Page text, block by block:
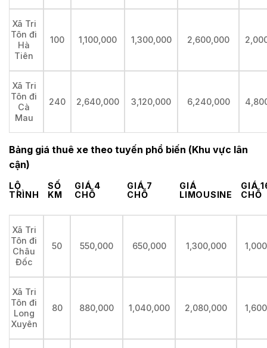
Xã Tri
Tôn đi
Hà
Tiên
100 1,100,000 1,300,000 2,600,000
Xã Tri
Tôn đi
Cà
Mau
240 2,640,000 3,120,000 6,240,000
Bảng giá thuê xe theo tuyến phổ biến (Khu vực lân
cận)
LỘ
TRÌNH
SỐ
KM
GIÁ 4
CHỖ
GIÁ 7
CHỖ
GIÁ
LIMOUSINE
GIÁ
CHỖ
Xã Tri
Tôn đi
Châu
Đốc
50 550,000 650,000 1,300,000
Xã Tri
Tôn đi
Long
Xuyên
80 880,000 1,040,000 2,080,000